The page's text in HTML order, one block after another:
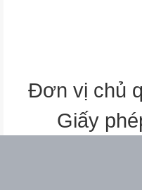
Đơn vị chủ
Giấy